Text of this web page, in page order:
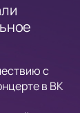
с
в ВК